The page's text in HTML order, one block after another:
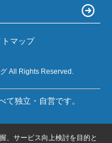
トマップ
All Rights Reserved.
て独立・自営です。
、サービス向上検討を目的と